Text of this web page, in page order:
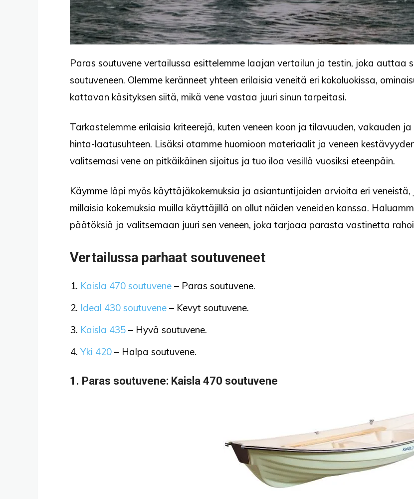
Paras soutuvene vertailussa esittelemme laajan vertailun ja testin, joka auttaa
soutuveneen. Olemme keränneet yhteen erilaisia veneitä eri kokoluokissa,
kattavan käsityksen siitä, mikä vene vastaa juuri sinun tarpeitasi.
Tarkastelemme erilaisia kriteerejä, kuten veneen koon ja tilavuuden, vakauden
hinta-laatusuhteen. Lisäksi otamme huomioon materiaalit ja veneen
valitsemasi vene on pitkäikäinen sijoitus ja tuo iloa vesillä vuosiksi eteenpäin.
Käymme läpi myös käyttäjäkokemuksia ja asiantuntijoiden arvioita eri
millaisia kokemuksia muilla käyttäjillä on ollut näiden veneiden kanssa.
päätöksiä ja valitsemaan juuri sen veneen, joka tarjoaa parasta vastinetta
Vertailussa parhaat soutuveneet
Kaisla 470 soutuvene – Paras soutuvene.
Ideal 430 soutuvene – Kevyt soutuvene.
Kaisla 435 – Hyvä soutuvene.
Yki 420 – Halpa soutuvene.
1. Paras soutuvene: Kaisla 470 soutuvene